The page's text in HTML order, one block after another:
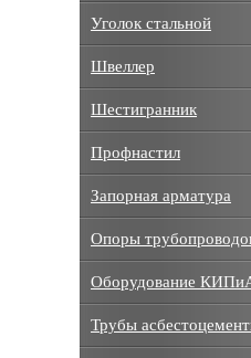
Уголок стальной
Швеллер
Шестигранник
Профнастил
Запорная арматура
Опоры
Оборудование
Трубы